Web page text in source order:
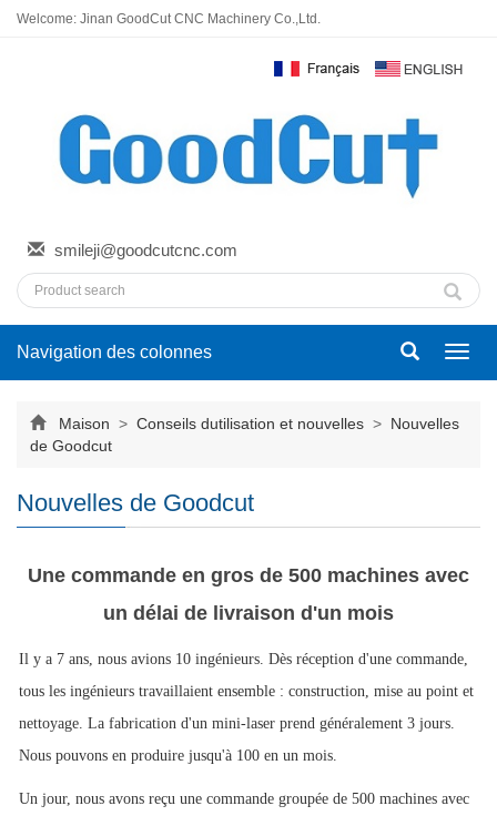
Welcome: Jinan GoodCut CNC Machinery Co.,Ltd.
smileji@goodcutcnc.com
Navigation des colonnes
Maison > Conseils dutilisation et nouvelles > Nouvelles
de Goodcut
Nouvelles de Goodcut
Une commande en gros de 500 machines avec
un délai de livraison d'un mois
Il y a 7 ans, nous avions 10 ingénieurs. Dès réception d'une commande,
tous les ingénieurs travaillaient ensemble : construction, mise au point et
nettoyage. La fabrication d'un mini-laser prend généralement 3 jours.
Nous pouvons en produire jusqu'à 100 en un mois.
Un jour, nous avons reçu une commande groupée de 500 machines avec